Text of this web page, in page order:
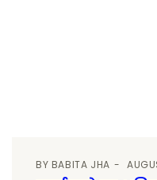
BY BABITA JHA